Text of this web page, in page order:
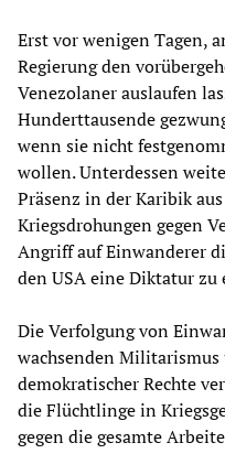
Erst vor wenigen Tagen,
Regierung den
Venezolaner auslaufen
Hunderttausende
wenn sie nicht
wollen. Unterdessen
Präsenz in der Karibik
Kriegsdrohungen gegen
Angriff auf Einwanderer
den USA eine Diktatur zu
Die Verfolgung von
wachsenden Militarismus
demokratischer Rechte
die Flüchtlinge in
gegen die gesamte